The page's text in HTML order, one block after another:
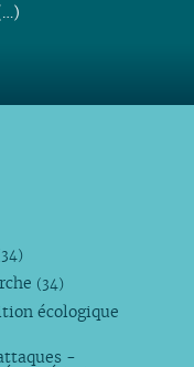
(34)
écologique
-